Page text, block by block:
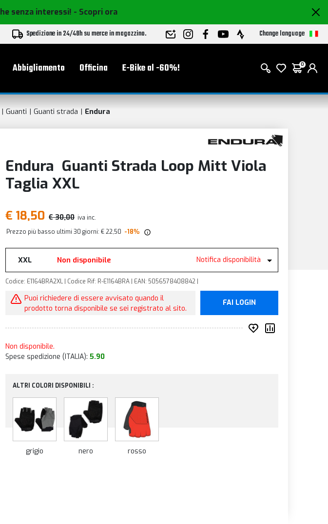
senza interessi! - Scopri ora
Spedizione in 24/48h su merce in magazzino. Change language
Abbigliamento Officina E-Bike al -60%! 0
Endura Guanti Strada Loop Mitt Viola
Taglia XXL
€ 18,50 € 30,00 iva inc.
Prezzo più basso ultimi 30 giorni: € 22,50 -18%
XXL Non disponibile Notifica disponibilità
Codice: E1164BRA2XL | Codice Rif: R-E1164BRA | EAN: 5056578408842 |
Puoi richiedere di essere avvisato quando il
prodotto torna disponibile se sei registrato al sito.
FAI LOGIN
Inserisci nei
Non disponibile.
Spese spedizione (ITALIA): 5.90
ALTRI COLORI DISPONIBILI :
grigio nero rosso
Guanti Guanti strada Endura